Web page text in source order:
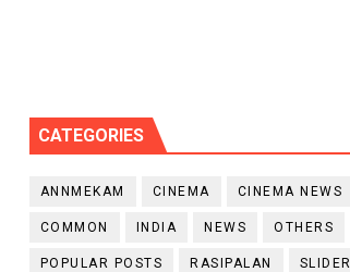
CATEGORIES
ANNMEKAM CINEMA CINEMA NEWS
COMMON INDIA NEWS OTHERS
POPULAR POSTS RASIPALAN SLIDER